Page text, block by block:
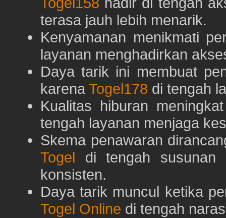
terasa jauh lebih menarik.
Kenyamanan menikmati
layanan menghadirkan
Daya tarik ini membuat
karena Togel178 di tengah
Kualitas hiburan
tengah layanan menjaga
Skema penawaran
Togel di tengah susunan
konsisten.
Daya tarik muncul ketika
Togel Online di tengah